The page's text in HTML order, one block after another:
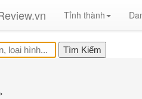
Tỉnh thành